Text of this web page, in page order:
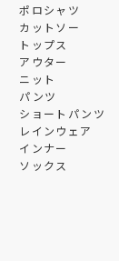
ポロシャツ
カットソー
トップス
アウター
ニット
パンツ
ショートパンツ
レインウェア
インナー
ソックス